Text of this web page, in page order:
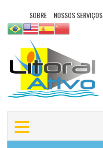
SOBRE NOSSOS SERVIÇOS